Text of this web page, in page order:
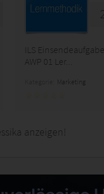
ILS Einsendeaufgabe
AWP 01 Ler...
Marketing
anzeigen!